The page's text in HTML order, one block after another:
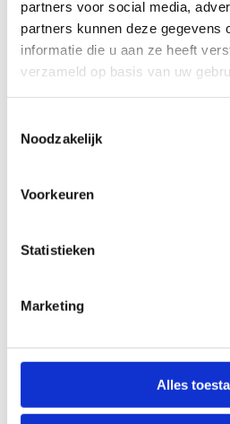
partners voor social media,
partners kunnen deze gegevens
informatie die u aan ze heeft
verzameld op basis van uw
Noodzakelijk
Voorkeuren
Statistieken
Marketing
Alles
Contactgegevens